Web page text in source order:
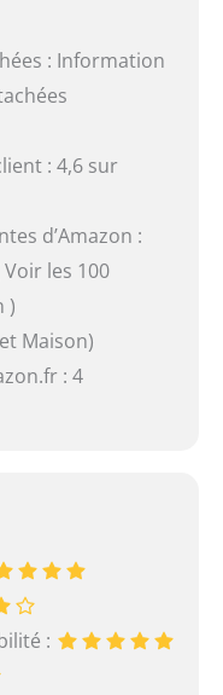
: Information
: 4,6 sur
d’Amazon :
les 100
)
Maison)
: 4
: